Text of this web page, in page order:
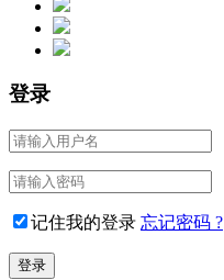
登录
记住我的登录 忘记密码 ?